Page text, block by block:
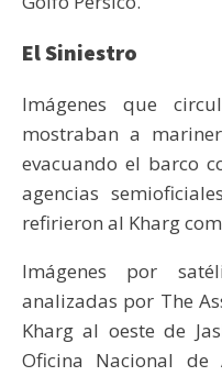
El Siniestro
Imágenes que
mostraban a
evacuando el barco
agencias
refirieron al Kharg
Imágenes por
analizadas por The
Kharg al oeste de
Oficina Nacional de